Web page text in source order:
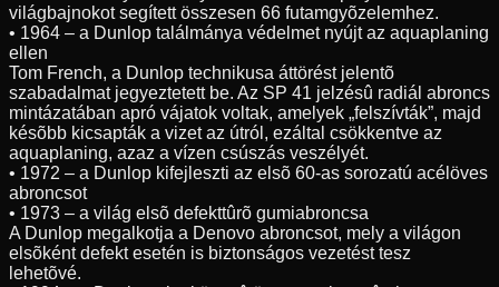
világbajnokot segített összesen 66 futamgyõzelemhez.
• 1964 – a Dunlop találmánya védelmet nyújt az aquaplaning
ellen
Tom French, a Dunlop technikusa áttörést jelentõ
szabadalmat jegyeztetett be. Az SP 41 jelzésû radiál abroncs
mintázatában apró vájatok voltak, amelyek „felszívták”, majd
késõbb kicsapták a vizet az útról, ezáltal csökkentve az
aquaplaning, azaz a vízen csúszás veszélyét.
• 1972 – a Dunlop kifejleszti az elsõ 60-as sorozatú acélöves
abroncsot
• 1973 – a világ elsõ defekttûrõ gumiabroncsa
A Dunlop megalkotja a Denovo abroncsot, mely a világon
elsõként defekt esetén is biztonságos vezetést tesz
lehetõvé.